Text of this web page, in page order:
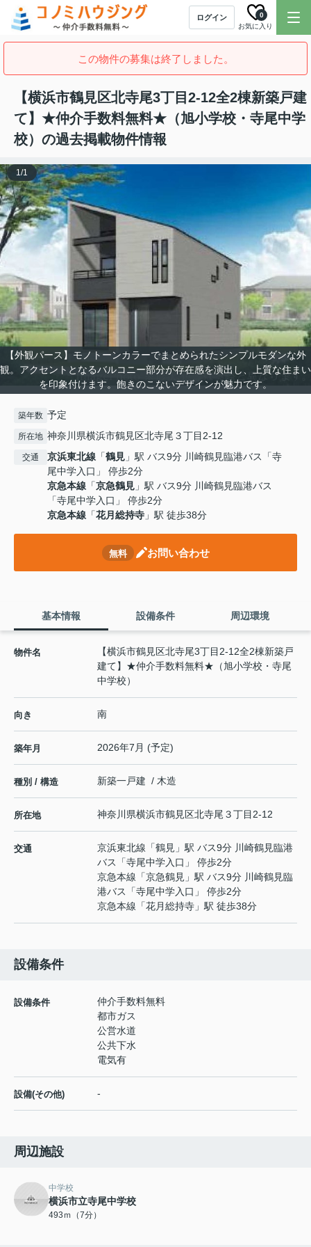
ログイン
お気に入り
0
この物件の募集は終了しました。
【横浜市鶴見区北寺尾3丁目2-12全2棟新築戸建
て】★仲介手数料無料★（旭小学校・寺尾中学
校）の過去掲載物件情報
【外観パース】モノトーンカラーでまとめられたシンプルモダンな外
観。アクセントとなるバルコニー部分が存在感を演出し、上質な住まい
を印象付けます。飽きのこないデザインが魅力です。
1/1
築年数 予定
所在地 神奈川県横浜市鶴見区北寺尾３丁目2-12
交通 京浜東北線 「鶴見 」駅 バス9分 川崎鶴見臨港バス「寺
尾中学入口」 停歩2分
京急本線 「京急鶴見 」駅 バス9分 川崎鶴見臨港バス
「寺尾中学入口」 停歩2分
京急本線 「花月総持寺 」駅 徒歩38分
無料 お問い合わせ
基本情報 設備条件 周辺環境
物件名
【横浜市鶴見区北寺尾3丁目2-12全2棟新築戸
建て】★仲介手数料無料★（旭小学校・寺尾
中学校）
向き 南
築年月 2026年7月 (予定)
種別 / 構造 新築一戸建 / 木造
所在地 神奈川県横浜市鶴見区北寺尾３丁目2-12
交通 京浜東北線 「鶴見 」駅 バス9分 川崎鶴見臨港
バス「寺尾中学入口」 停歩2分
京急本線 「京急鶴見 」駅 バス9分 川崎鶴見臨
港バス「寺尾中学入口」 停歩2分
京急本線 「花月総持寺 」駅 徒歩38分
設備条件
設備条件
仲介手数料無料
都市ガス
公営水道
公共下水
電気有
設備(その他) -
周辺施設
中学校
横浜市立寺尾中学校
493ｍ（7分）